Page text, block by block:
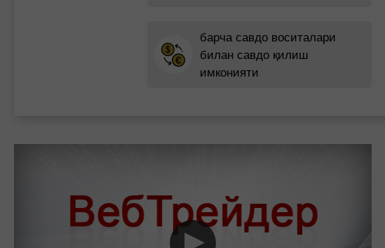
барча савдо воситалари
билан савдо қилиш
имконияти